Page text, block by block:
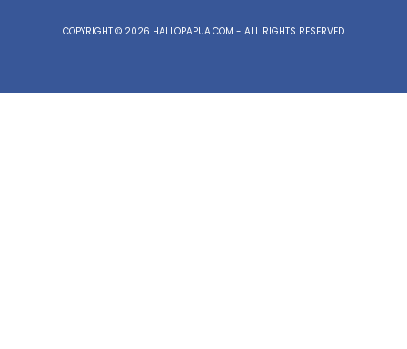
COPYRIGHT © 2026 HALLOPAPUA.COM - ALL RIGHTS RESERVED